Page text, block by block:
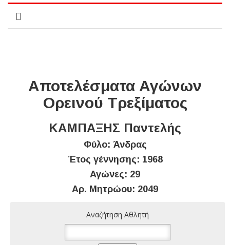
Αποτελέσματα Αγώνων
Ορεινού Τρεξίματος
ΚΑΜΠΑΞΗΣ Παντελής
Φύλο: Άνδρας
Έτος γέννησης: 1968
Αγώνες: 29
Αρ. Μητρώου: 2049
Αναζήτηση Αθλητή